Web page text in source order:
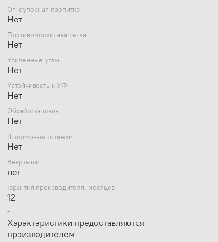
обзорное окно закрывающееся изнутри шторкой
ПРАКТИЧНОСТЬ
вставка на крыше обеспечивает отличное
петлях-оттяжках издали видны в свете фар
снегоходов и автомобилей даже при отсутствии
Огнеупорная пропитка
Нет
Противомоскитная сетка
Нет
Усиленные углы
Нет
Устойчивость к УФ
Нет
Обработка швов
Нет
Штормовые оттяжки
Нет
Ввертыши
нет
Гарантия производителя, месяцев
12
*
Характеристики предоставляются
производителем